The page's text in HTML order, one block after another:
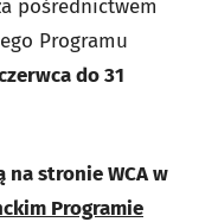
pośrednictwem
Programu
do 31
na stronie WCA w
Programie